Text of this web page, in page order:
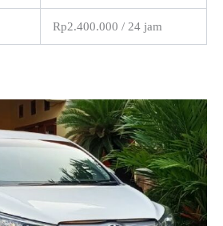
Rp2.400.000 / 24 jam